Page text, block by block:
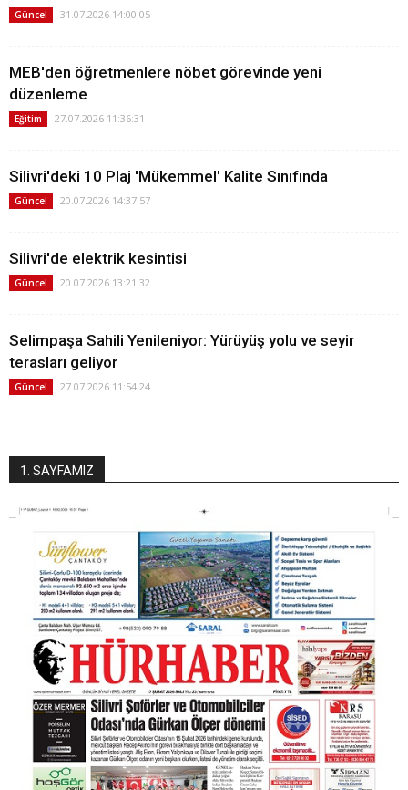
Güncel 31.07.2026 14:00:05
MEB'den öğretmenlere nöbet görevinde yeni
düzenleme
Eğitim 27.07.2026 11:36:31
Silivri'deki 10 Plaj 'Mükemmel' Kalite Sınıfında
Güncel 20.07.2026 14:37:57
Silivri'de elektrik kesintisi
Güncel 20.07.2026 13:21:32
Selimpaşa Sahili Yenileniyor: Yürüyüş yolu ve seyir
terasları geliyor
Güncel 27.07.2026 11:54:24
1. SAYFAMIZ